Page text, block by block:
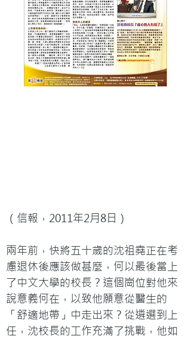
（信報，2011年2月8日）
兩年前，快將五十歲的沈祖堯正在考
慮退休後應該做甚麼，何以最後當上
了中文大學的校長？這個崗位對他來
說意義何在，以致他願意從醫生的
「舒適地帶」中走出來？從遴選到上
任，沈校長的工作充滿了挑戰，他如